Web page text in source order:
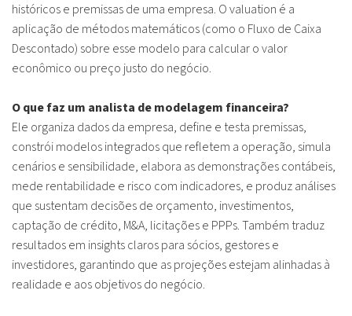
históricos e premissas de uma empresa. O valuation é a
aplicação de métodos matemáticos (como o Fluxo de Caixa
Descontado) sobre esse modelo para calcular o valor
econômico ou preço justo do negócio.
O que faz um analista de modelagem financeira?
Ele organiza dados da empresa, define e testa premissas,
constrói modelos integrados que refletem a operação, simula
cenários e sensibilidade, elabora as demonstrações contábeis,
mede rentabilidade e risco com indicadores, e produz análises
que sustentam decisões de orçamento, investimentos,
captação de crédito, M&A, licitações e PPPs. Também traduz
resultados em insights claros para sócios, gestores e
investidores, garantindo que as projeções estejam alinhadas à
realidade e aos objetivos do negócio.